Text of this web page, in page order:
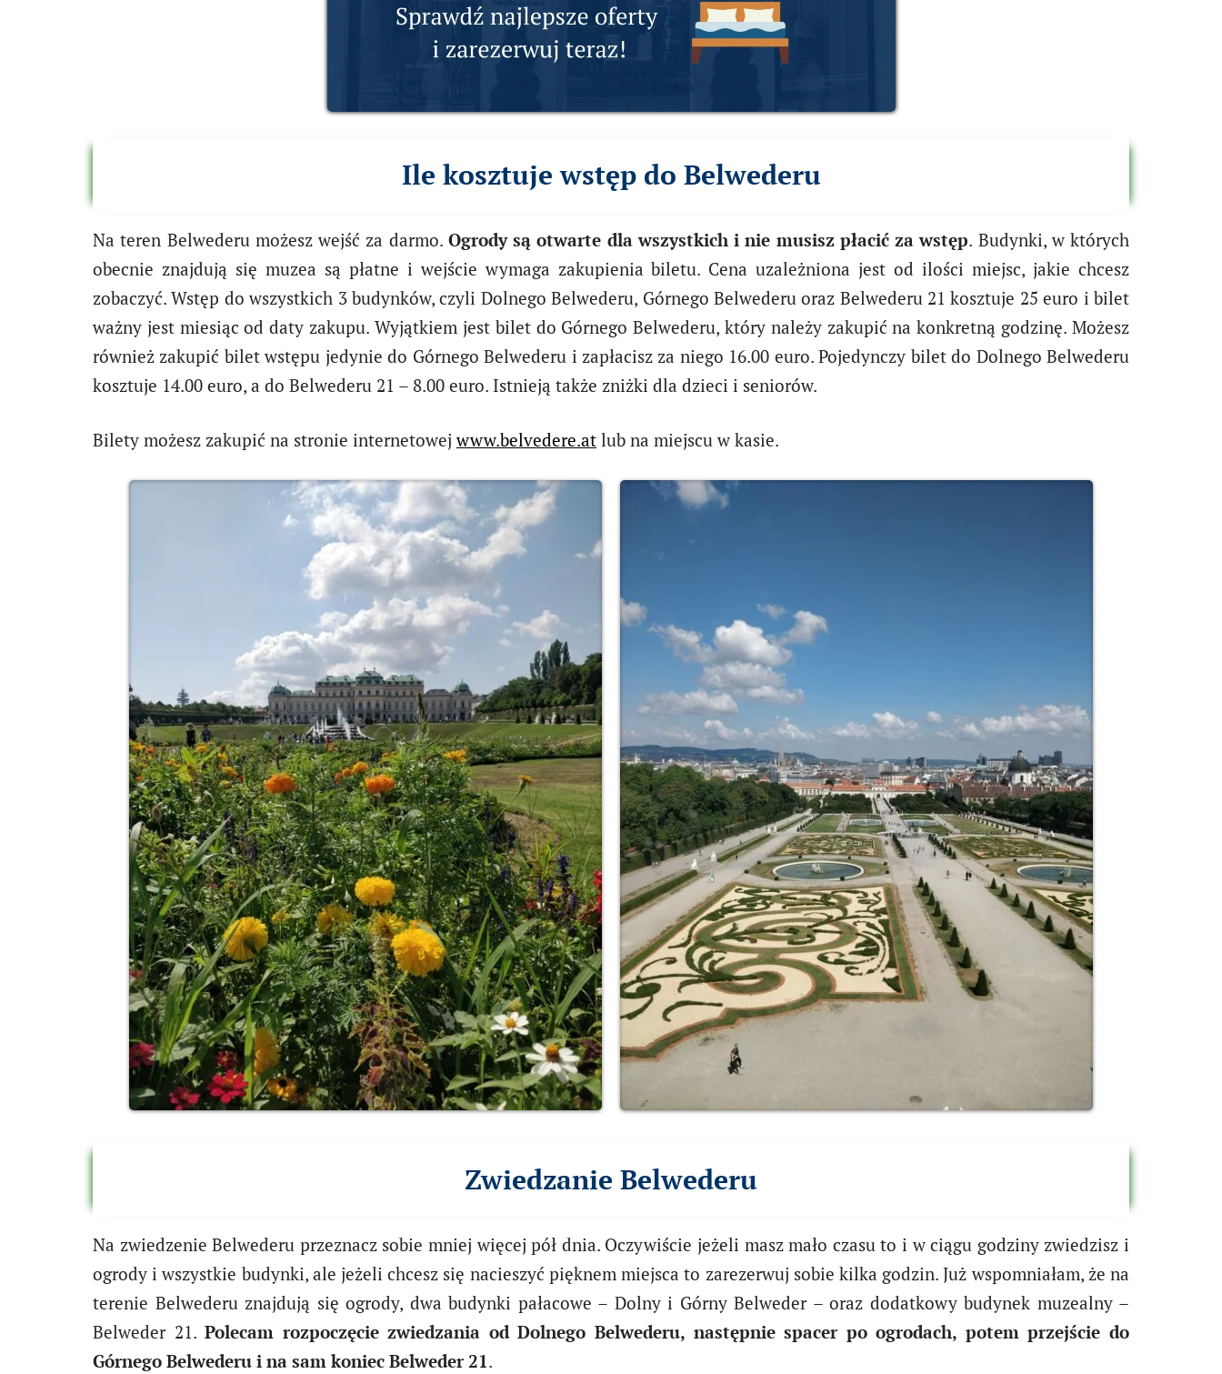
Ile kosztuje wstęp do Belwederu
Na teren Belwederu możesz wejść za darmo. Ogrody są otwarte dla wszystkich i nie musisz płacić za wstęp. Budynki, w których
obecnie znajdują się muzea są płatne i wejście wymaga zakupienia biletu. Cena uzależniona jest od ilości miejsc, jakie chcesz
zobaczyć. Wstęp do wszystkich 3 budynków, czyli Dolnego Belwederu, Górnego Belwederu oraz Belwederu 21 kosztuje 25 euro i bilet
ważny jest miesiąc od daty zakupu. Wyjątkiem jest bilet do Górnego Belwederu, który należy zakupić na konkretną godzinę. Możesz
również zakupić bilet wstępu jedynie do Górnego Belwederu i zapłacisz za niego 16.00 euro. Pojedynczy bilet do Dolnego Belwederu
kosztuje 14.00 euro, a do Belwederu 21 – 8.00 euro. Istnieją także zniżki dla dzieci i seniorów.
Bilety możesz zakupić na stronie internetowejwww.belvedere.at lub na miejscu w kasie.
Zwiedzanie Belwederu
Na zwiedzenie Belwederu przeznacz sobie mniej więcej pół dnia. Oczywiście jeżeli masz mało czasu to i w ciągu godziny zwiedzisz i
ogrody i wszystkie budynki, ale jeżeli chcesz się nacieszyć pięknem miejsca to zarezerwuj sobie kilka godzin. Już wspomniałam, że na
terenie Belwederu znajdują się ogrody, dwa budynki pałacowe – Dolny i Górny Belweder – oraz dodatkowy budynek muzealny –
Belweder 21.Polecam rozpoczęcie zwiedzania od Dolnego Belwederu, następnie spacer po ogrodach, potem przejście do
Górnego Belwederu i na sam koniec Belweder 21.